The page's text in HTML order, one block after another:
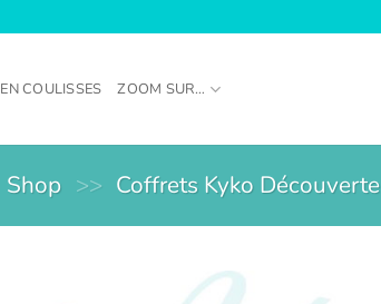
EN COULISSES ZOOM SUR…
Shop >> Coffrets Kyko Découverte